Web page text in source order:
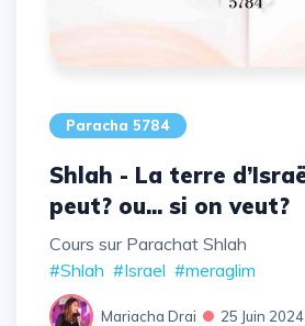
Paracha 5784
Shlah - La terre d’Israël, si on
peut? ou... si on veut?
Cours sur Parachat Shlah
#Shlah #Israel #meraglim
Mariacha Drai 25 Juin 2024